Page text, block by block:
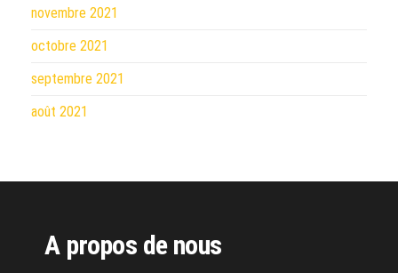
novembre 2021
octobre 2021
septembre 2021
août 2021
A propos de nous